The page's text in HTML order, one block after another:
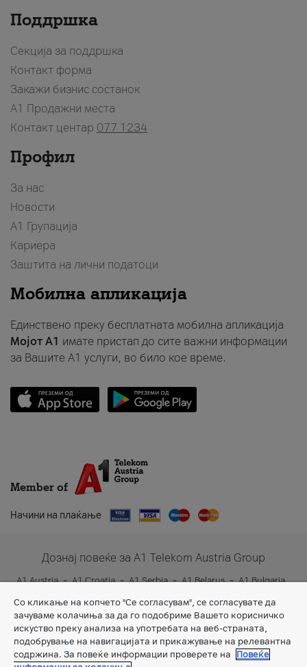
Поддршка
Секција за поддршка
Контакт форма
Закажи бизнис состанок
A1 Продажни места
Контакт центар 077 1234
Профил
За нас
Новости
А1 Групација
Кариера
Заштита на лични податоци
Мобилна апликација
Единствено преку бесплатната мобилна апликација
Мојот A1 имате пристап до сите важни информации
за Вашите A1 услуги, во било кое време.
Member of
Начини на плаќање
Дознај повеќе за A1 Telekom Austria Group
A1 Austria A1 Croatia A1 Serbia A1 Belarus
A1 Bulgaria
Со кликање на копчето "Се согласувам", се согласувате да
зачуваме колачиња за да го подобриме Вашето корисничко
искуство преку анализа на употребата на веб-страната,
подобрување на навигацијата и прикажување на релевантна
содржина. За повеќе информации проверете на
Повеќе